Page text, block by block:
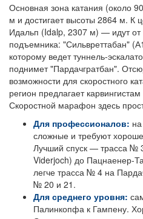
Основная зона катания (около
м и достигает высоты 2864 м. К
Идальп (Idalp, 2307 м) — идут от
подъемника: "Сильвреттабан"
которому ведет туннель-
поднимет "Пардачгратбан".
возможности для скоростного
регион предлагает
Скоростной марафон здесь
Для профессионалов:
сложные и требуют
Лучший спуск — трасса №
Viderjoch) до Пацнаенер-
легче трасса № 4 на
№ 20 и 21.
Для среднего уровня:
Палинкопфа к Гампену.